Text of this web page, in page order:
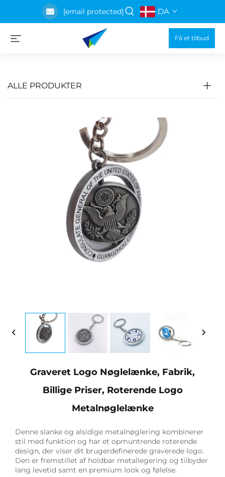
[email protected] DA
Få et tilbud
ALLE PRODUKTER
Graveret Logo Nøglelænke, Fabrik,
Billige Priser, Roterende Logo
Metalnøglelænke
Denne slanke og alsidige metalnøglering kombinerer
stil med funktion og har et opmuntrende roterende
design, der viser dit brugerdefinerede graverede logo.
Den er fremstillet af holdbar metallegering og tilbyder
lang levetid samt en premium look og følelse.